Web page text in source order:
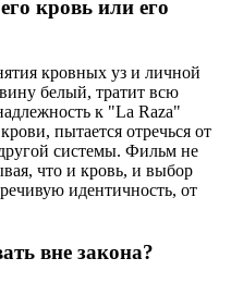
кровь или его
кровных уз и личной
белый, тратит всю
к "La Raza"
пытается отречься от
системы. Фильм не
что и кровь, и выбор
идентичность, от
вне закона?